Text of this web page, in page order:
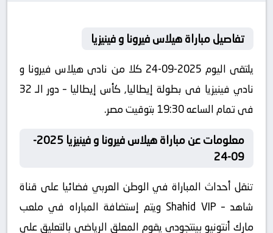
تفاصيل مباراة هيلاس فيرونا و فينيزيا
يلتقى اليوم 2025-09-24 كلا من نادى هيلاس فيرونا و
نادي فينيزيا فى بطولة إيطاليا, كأس إيطاليا – دور الـ 32
فى تمام الساعه 19:30 بتوقيت مصر.
معلومات عن مباراة هيلاس فيرونا و فينيزيا 2025-
09-24
تنقل أحداث المباراة في الوطن العربي فضائيا على قناة
شاهد – Shahid VIP ويتم إستضافة المباراه في ملعب
مارك أنتونيو بينتجودي يقوم المعلق الرياضى بالتعليق على